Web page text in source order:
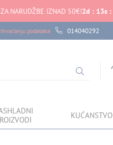
NARUDŽBE IZNAD 50€!2d : 13s :
podataka 014040292
KUĆANSTVO